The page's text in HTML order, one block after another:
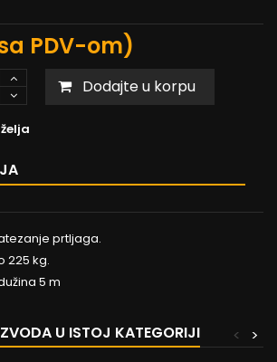
PDV-om)
Dodajte u korpu
prtljaga.
225 kg.
5 m
U ISTOJ KATEGORIJI >
<